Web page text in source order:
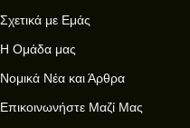
Σχετικά με Εμάς
Η Ομάδα μας
Νομικά Νέα και Άρθρα
Επικοινωνήστε Μαζί Μας